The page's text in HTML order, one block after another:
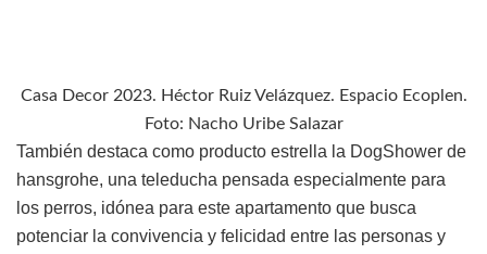
Casa Decor 2023. Héctor Ruiz Velázquez. Espacio Ecoplen.
Foto: Nacho Uribe Salazar
También destaca como producto estrella la DogShower de
hansgrohe, una teleducha pensada especialmente para
los perros, idónea para este apartamento que busca
potenciar la convivencia y felicidad entre las personas y